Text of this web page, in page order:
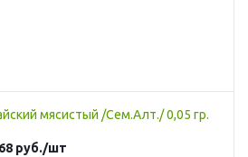
мясистый /Сем.Алт./ 0,05 гр.
68 руб./шт